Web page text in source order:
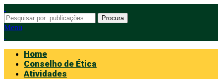
Procura
Menu
Home
Conselho de Ética
Atividades